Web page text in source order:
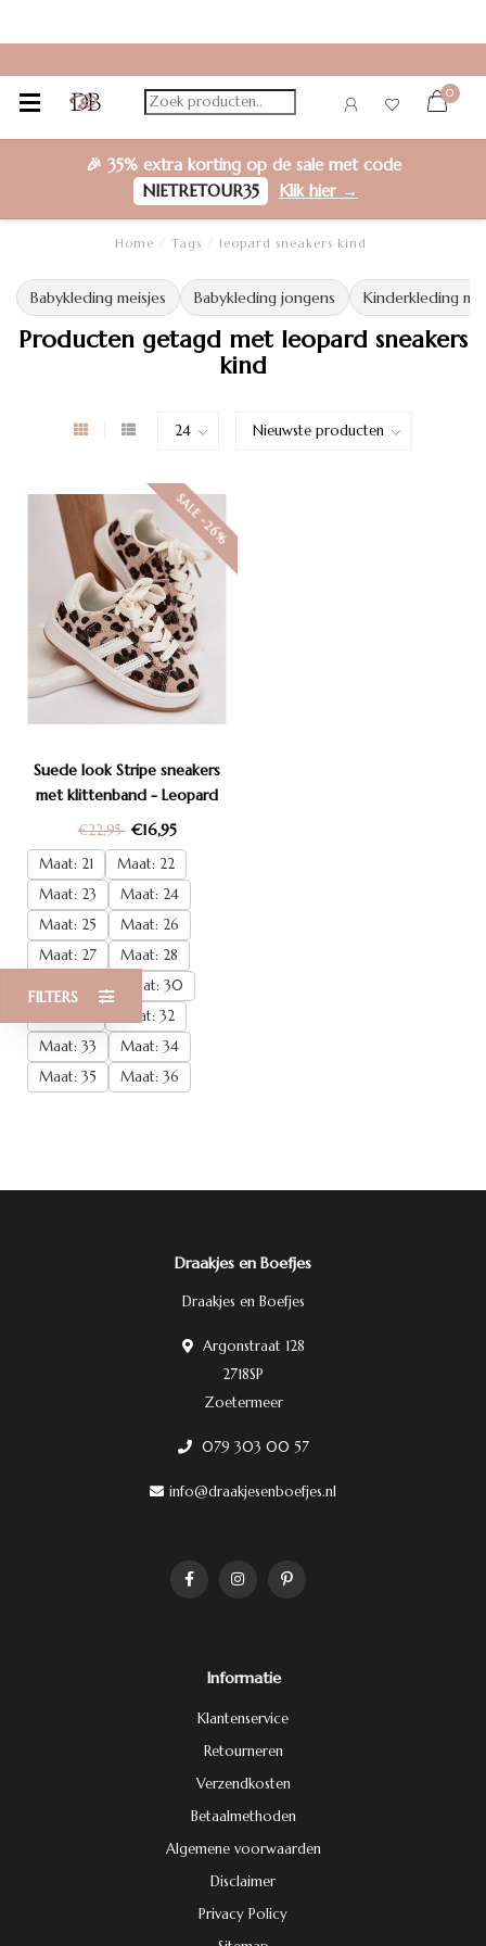
0
🎉 35% extra kortingop de sale met code
NIETRETOUR35
Klik hier →
Home Tags leopard sneakers kind
Babykleding meisjes Babykleding jongens Kinderkleding
Producten getagd met leopard sneakers
kind
FILTERS
SALE -26%
Suede look Stripe sneakers
met klittenband - Leopard
2.0
€22,95 €16,95
Maat: 21
Maat: 22
Maat: 23
Maat: 24
Maat: 25
Maat: 26
Maat: 27
Maat: 28
Maat: 30
Maat: 32
Maat: 33
Maat: 34
Maat: 35
Maat: 36
Draakjes en Boefjes
Draakjes en Boefjes
Argonstraat 128
2718SP
Zoetermeer
079 303 00 57
info@draakjesenboefjes.nl
Informatie
Klantenservice
Retourneren
Verzendkosten
Betaalmethoden
Algemene voorwaarden
Disclaimer
Privacy Policy